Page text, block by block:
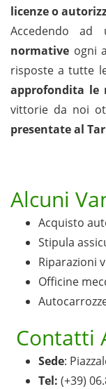
licenze o
Accedendo ad
normative ogni
risposte a tutte
approfondita le
vittorie da noi
presentate al
Alcuni
Acquisto
Stipula
Riparazioni
Officine
Contatti
Sede:
Tel: (+39)